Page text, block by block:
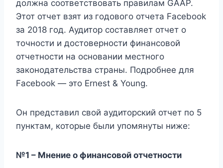
должна соответствовать правилам GAAP.
Этот отчет взят из годового отчета Facebook
за 2018 год. Аудитор составляет отчет о
точности и достоверности финансовой
отчетности на основании местного
законодательства страны. Подробнее для
Facebook — это Ernest & Young.
Он представил свой аудиторский отчет по 5
пунктам, которые были упомянуты ниже:
№1 – Мнение о финансовой отчетности